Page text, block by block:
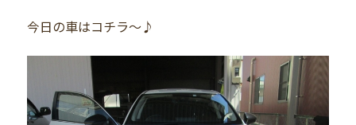
今日の車はコチラ～♪